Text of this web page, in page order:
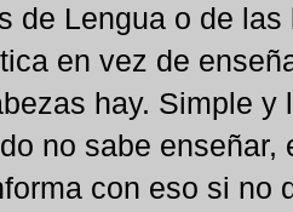
de Lengua o de
en vez de
hay. Simple
no sabe
con eso si no